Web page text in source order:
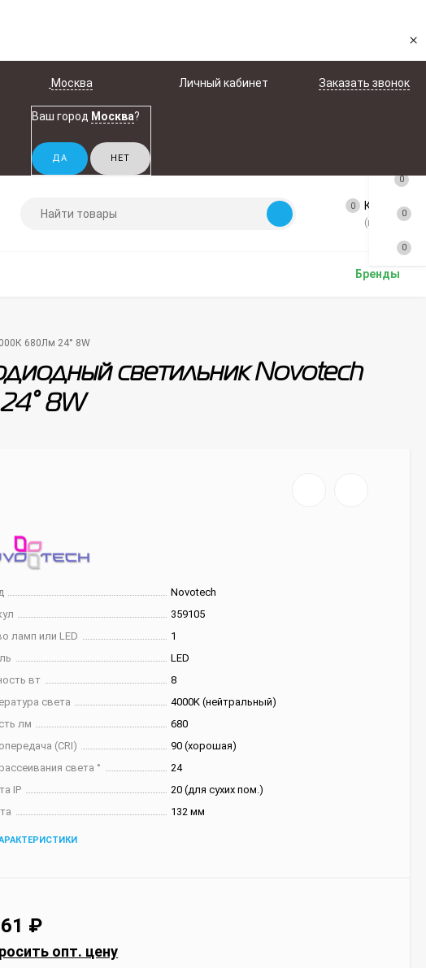
×
Москва
Ваш город Москва?
Личный кабинет Заказать звонок
0 Корзина
(пусто)
Бренды
680Лм 24° 8W
светильник Novotech
8W
Novotech
359105
ламп или LED
1
LED
вт
8
света
4000K (нейтральный)
лм
680
(CRI)
90 (хорошая)
света °
24
IP
20 (для сухих пом.)
132 мм
₽
опт. цену
0
0
0